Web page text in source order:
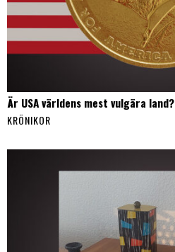
Är USA världens mest vulgära land?
KRÖNIKOR